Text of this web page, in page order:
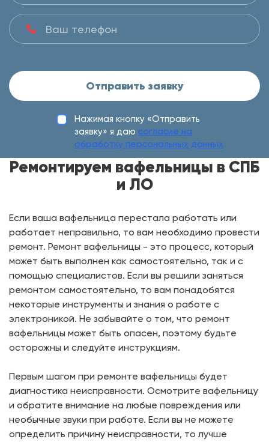
Отправить заявку
Нажимая кнопку «Отправить
заявку» я даю согласие на
обработку персональных данных
Ремонтируем вафельницы в СПБ
и ЛО
Если ваша вафельница перестала работать или
работает неправильно, то вам необходимо провести
ремонт. Ремонт вафельницы - это процесс, который
может быть выполнен как самостоятельно, так и с
помощью специалистов. Если вы решили заняться
ремонтом самостоятельно, то вам понадобятся
некоторые инструменты и знания о работе с
электроникой. Не забывайте о том, что ремонт
вафельницы может быть опасен, поэтому будьте
осторожны и следуйте инструкциям.
Первым шагом при ремонте вафельницы будет
диагностика неисправности. Осмотрите вафельницу
и обратите внимание на любые повреждения или
необычные звуки при работе. Если вы не можете
определить причину неисправности, то лучше